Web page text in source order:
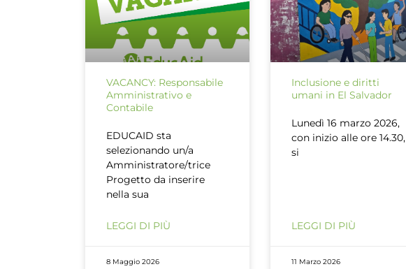
VACANCY: Responsabile
Amministrativo e
Contabile
EDUCAID sta
selezionando un/a
Amministratore/trice
Progetto da inserire
nella sua
LEGGI DI PIÙ
8 Maggio 2026
Inclusione e diritti
umani in El Salvador
Lunedì 16 marzo 2026,
con inizio alle ore 14.30,
si
LEGGI DI PIÙ
11 Marzo 2026